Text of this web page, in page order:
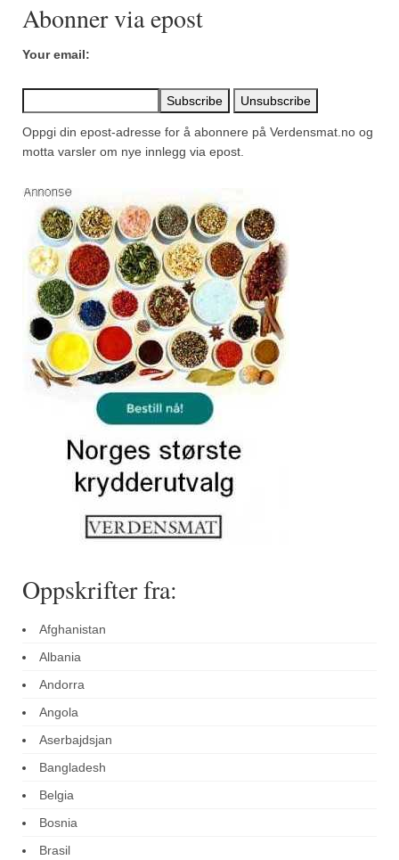
Abonner via epost
Your email:
Oppgi din epost-adresse for å abonnere på Verdensmat.no og
motta varsler om nye innlegg via epost.
Oppskrifter fra:
Afghanistan
Albania
Andorra
Angola
Aserbajdsjan
Bangladesh
Belgia
Bosnia
Brasil